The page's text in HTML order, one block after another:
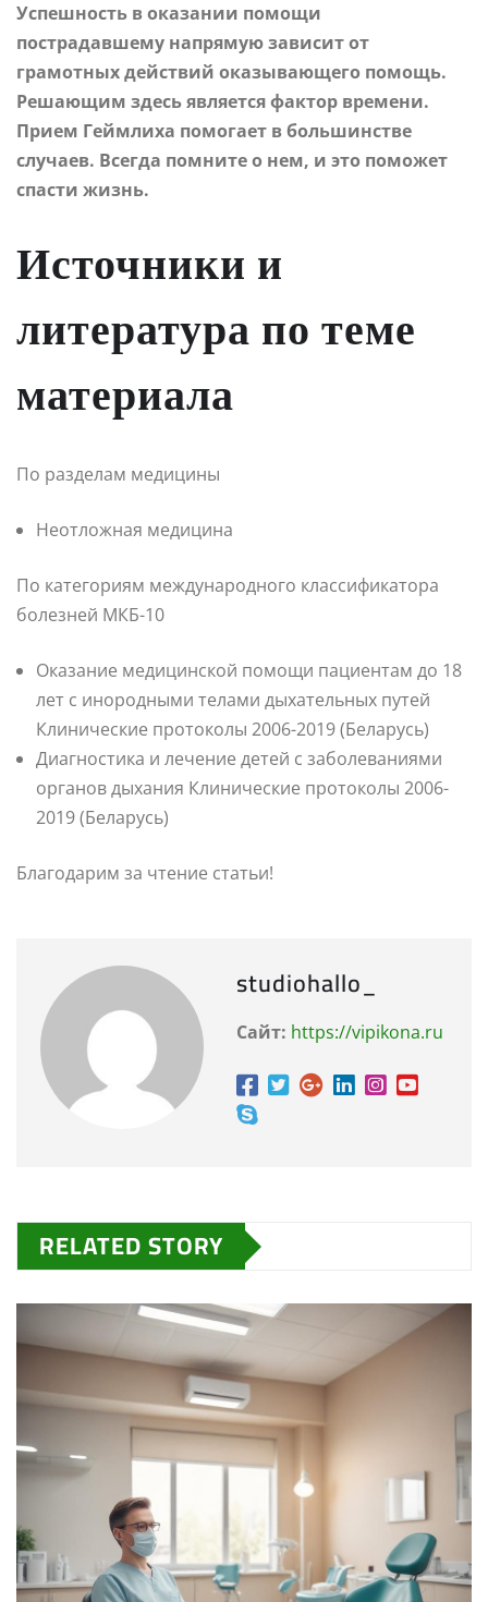
Успешность в оказании помощи
пострадавшему напрямую зависит от
грамотных действий оказывающего помощь.
Решающим здесь является фактор времени.
Прием Геймлиха помогает в большинстве
случаев. Всегда помните о нем, и это поможет
спасти жизнь.
Источники и
литература по теме
материала
По разделам медицины
Неотложная медицина
По категориям международного классификатора
болезней МКБ-10
Оказание медицинской помощи пациентам до 18
лет с инородными телами дыхательных путей
Клинические протоколы 2006-2019 (Беларусь)
Диагностика и лечение детей с заболеваниями
органов дыхания Клинические протоколы 2006-
2019 (Беларусь)
Благодарим за чтение статьи!
studiohallo_
Сайт: https://vipikona.ru
RELATED STORY